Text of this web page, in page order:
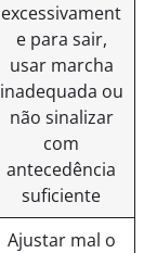
excessivament
e para sair,
usar marcha
inadequada ou
não sinalizar
com
antecedência
suficiente
Ajustar mal o